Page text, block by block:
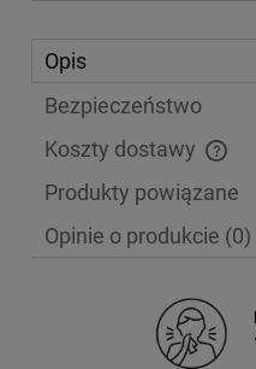
Opis
Bezpieczeństwo
Koszty dostawy
Cena nie zawiera
Produkty powiązane
Opinie o produkcie (0)